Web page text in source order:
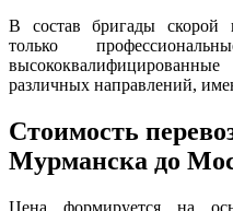
В состав бригады скорой
только
различных направлений,
Стоимость
Мурманска до